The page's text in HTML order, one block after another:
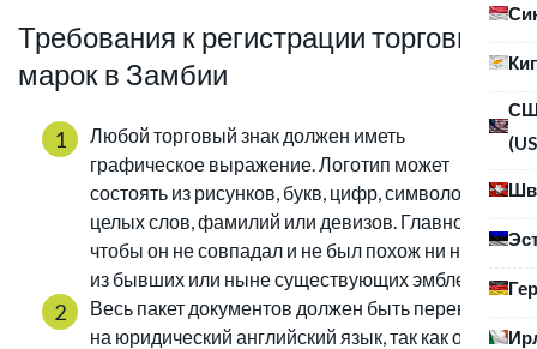
Требования к регистрации торговых
марок в Замбии
Любой торговый знак должен иметь
графическое выражение. Логотип может
состоять из рисунков, букв, цифр, символов,
целых слов, фамилий или девизов. Главное,
чтобы он не совпадал и не был похож ни на один
из бывших или ныне существующих эмблем.
Весь пакет документов должен быть переведен
на юридический английский язык, так как он